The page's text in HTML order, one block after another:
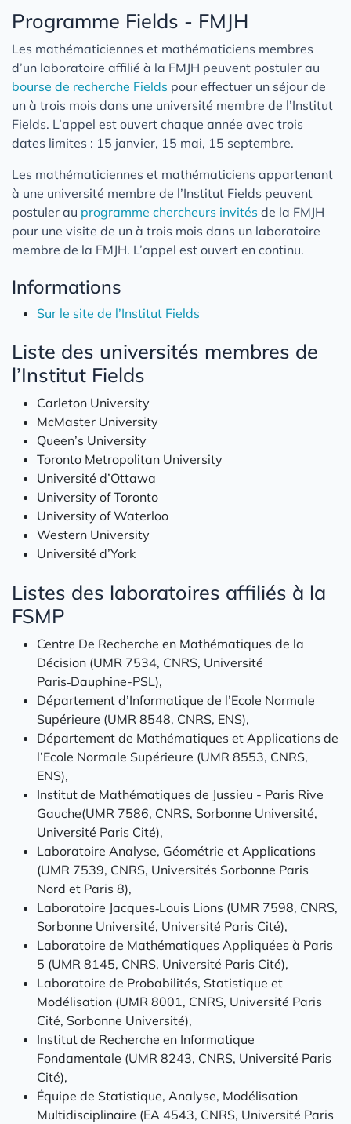
Programme Fields - FMJH
Les mathématiciennes et mathématiciens membres
d’un laboratoire affilié à la FMJH peuvent postuler au
bourse de recherche Fields pour effectuer un séjour de
un à trois mois dans une université membre de l’Institut
Fields. L’appel est ouvert chaque année avec trois
dates limites : 15 janvier, 15 mai, 15 septembre.
Les mathématiciennes et mathématiciens appartenant
à une université membre de l’Institut Fields peuvent
postuler au programme chercheurs invités de la FMJH
pour une visite de un à trois mois dans un laboratoire
membre de la FMJH. L’appel est ouvert en continu.
Informations
Sur le site de l’Institut Fields
Liste des universités membres de
l’Institut Fields
Carleton University
McMaster University
Queen’s University
Toronto Metropolitan University
Université d’Ottawa
University of Toronto
University of Waterloo
Western University
Université d’York
Listes des laboratoires affiliés à la
FSMP
Centre De Recherche en Mathématiques de la
Décision (UMR 7534, CNRS, Université
Paris‑Dauphine-PSL),
Département d’Informatique de l’Ecole Normale
Supérieure (UMR 8548, CNRS, ENS),
Département de Mathématiques et Applications de
l’Ecole Normale Supérieure (UMR 8553, CNRS,
ENS),
Institut de Mathématiques de Jussieu - Paris Rive
Gauche(UMR 7586, CNRS, Sorbonne Université,
Université Paris Cité),
Laboratoire Analyse, Géométrie et Applications
(UMR 7539, CNRS, Universités Sorbonne Paris
Nord et Paris 8),
Laboratoire Jacques‑Louis Lions (UMR 7598, CNRS,
Sorbonne Université, Université Paris Cité),
Laboratoire de Mathématiques Appliquées à Paris
5 (UMR 8145, CNRS, Université Paris Cité),
Laboratoire de Probabilités, Statistique et
Modélisation (UMR 8001, CNRS, Université Paris
Cité, Sorbonne Université),
Institut de Recherche en Informatique
Fondamentale (UMR 8243, CNRS, Université Paris
Cité),
Équipe de Statistique, Analyse, Modélisation
Multidisciplinaire (EA 4543, CNRS, Université Paris